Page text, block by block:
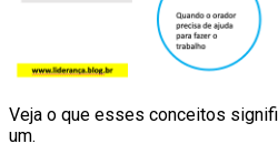
Veja o que esses conceitos
um.